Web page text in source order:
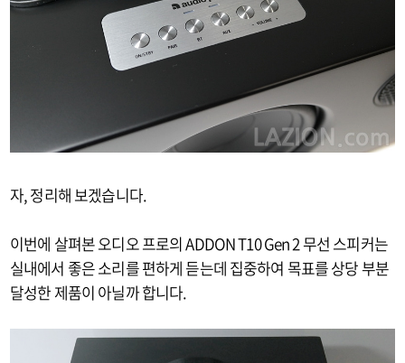
자, 정리해 보겠습니다.
이번에 살펴본 오디오 프로의 ADDON T10 Gen 2 무선 스피커는
실내에서 좋은 소리를 편하게 듣는데 집중하여 목표를 상당 부분
달성한 제품이 아닐까 합니다.